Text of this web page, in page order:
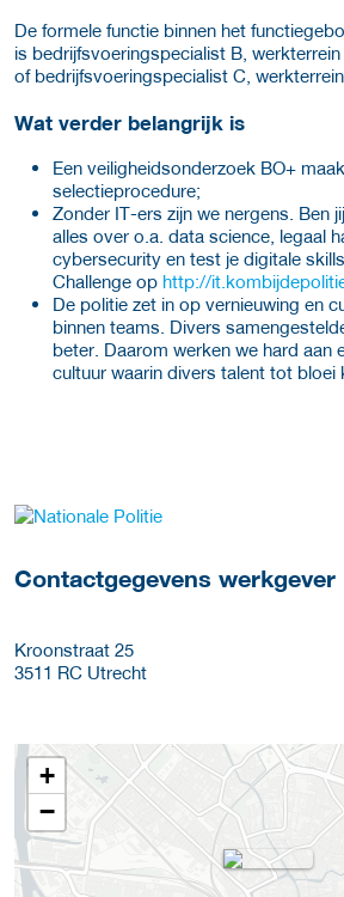
De formele functie binnen het
is bedrijfsvoeringspecialist B, werkterrein
of bedrijfsvoeringspecialist C, werkterrein
Wat verder belangrijk is
Een veiligheidsonderzoek BO+
selectieprocedure;
Zonder IT-ers zijn we nergens. Ben
alles over o.a. data science, legaal
cybersecurity en test je digitale
Challenge op http://
De politie zet in op vernieuwing en
binnen teams. Divers
beter. Daarom werken we hard aan
cultuur waarin divers talent tot bloei
Meer werkgever details
Contactgegevens werkgever
Kroonstraat 25
3511 RC Utrecht
+
−